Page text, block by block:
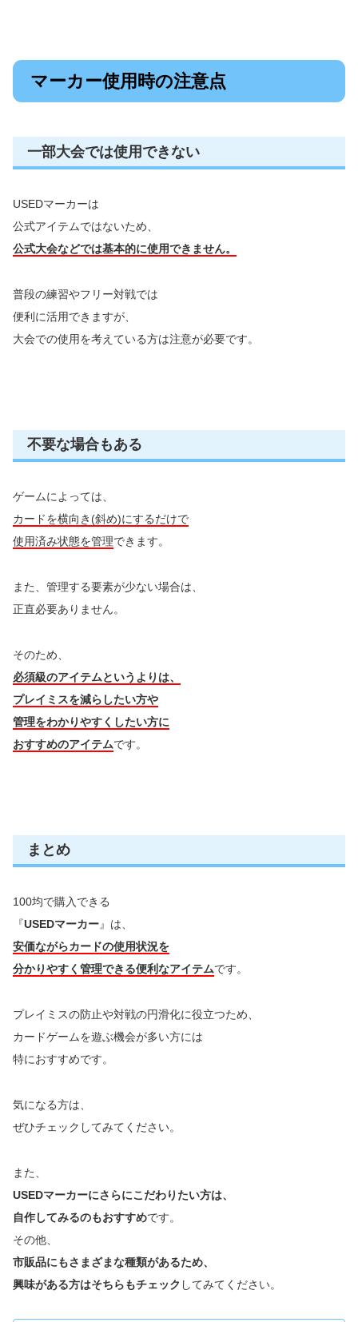
マーカー使用時の注意点
一部大会では使用できない
USEDマーカーは
公式アイテムではないため、
公式大会などでは基本的に使用できません。
普段の練習やフリー対戦では
便利に活用できますが、
大会での使用を考えている方は注意が必要です。
不要な場合もある
ゲームによっては、
カードを横向き(斜め)にするだけで
使用済み状態を管理できます。
また、管理する要素が少ない場合は、
正直必要ありません。
そのため、
必須級のアイテムというよりは、
プレイミスを減らしたい方や
管理をわかりやすくしたい方に
おすすめのアイテムです。
まとめ
100均で購入できる
『USEDマーカー』は、
安価ながらカードの使用状況を
分かりやすく管理できる便利なアイテムです。
プレイミスの防止や対戦の円滑化に役立つため、
カードゲームを遊ぶ機会が多い方には
特におすすめです。
気になる方は、
ぜひチェックしてみてください。
また、
USEDマーカーにさらにこだわりたい方は、
自作してみるのもおすすめです。
その他、
市販品にもさまざまな種類があるため、
興味がある方はそちらもチェック してみてください。